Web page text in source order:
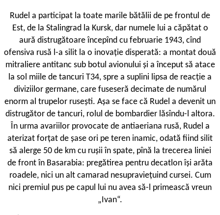
Rudel a participat la toate marile bătălii de pe frontul de
Est, de la Stalingrad la Kursk, dar numele lui a căpătat o
aură distrugătoare începînd cu februarie 1943, cînd
ofensiva rusă l-a silit la o inovaţie disperată: a montat două
mitraliere antitanc sub botul avionului şi a început să atace
la sol miile de tancuri T34, spre a suplini lipsa de reacţie a
diviziilor germane, care fuseseră decimate de numărul
enorm al trupelor ruseşti. Aşa se face că Rudel a devenit un
distrugător de tancuri, rolul de bombardier lăsîndu-l altora.
În urma avariilor provocate de antiaeriana rusă, Rudel a
aterizat forţat de şase ori pe teren inamic, odată fiind silit
să alerge 50 de km cu ruşii în spate, pînă la trecerea liniei
de front în Basarabia: pregătirea pentru decatlon îşi arăta
roadele, nici un alt camarad nesupravieţuind cursei. Cum
nici premiul pus pe capul lui nu avea să-l primească vreun
„Ivan“.